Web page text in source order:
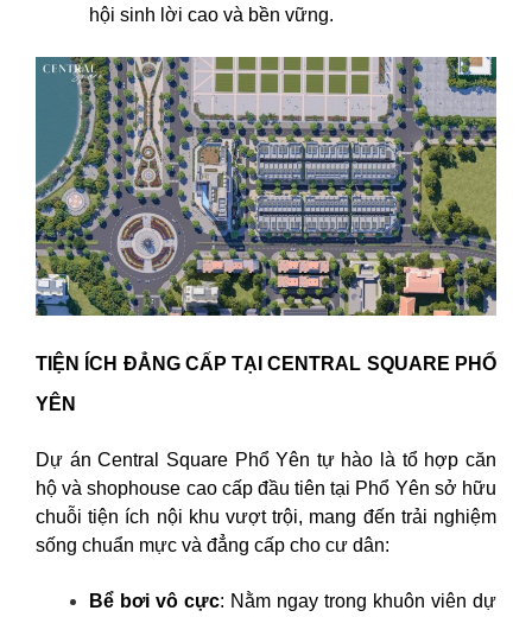
hội sinh lời cao và bền vững.
TIỆN ÍCH ĐẲNG CẤP TẠI CENTRAL SQUARE PHỔ
YÊN
Dự án Central Square Phổ Yên tự hào là tổ hợp căn
hộ và shophouse cao cấp đầu tiên tại Phổ Yên sở hữu
chuỗi tiện ích nội khu vượt trội, mang đến trải nghiệm
sống chuẩn mực và đẳng cấp cho cư dân:
Bể bơi vô cực: Nằm ngay trong khuôn viên dự